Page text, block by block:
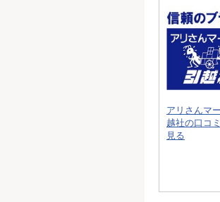
アリさんマ
越社の口コ
見る